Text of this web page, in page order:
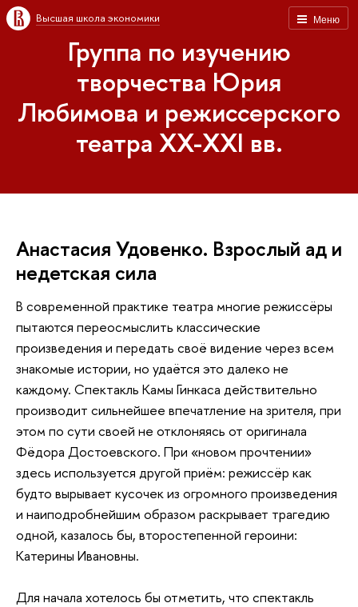
Меню
Высшая школа экономики
Группа по изучению
творчества Юрия
Любимова и режиссерского
театра XX-XXI вв.
Анастасия Удовенко. Взрослый ад и
недетская сила
В современной практике театра многие режиссёры
пытаются переосмыслить классические
произведения и передать своё видение через всем
знакомые истории, но удаётся это далеко не
каждому. Спектакль Камы Гинкаса действительно
производит сильнейшее впечатление на зрителя, при
этом по сути своей не отклоняясь от оригинала
Фёдора Достоевского. При «новом прочтении»
здесь используется другой приём: режиссёр как
будто вырывает кусочек из огромного произведения
и наиподробнейшим образом раскрывает трагедию
одной, казалось бы, второстепенной героини:
Катерины Ивановны.
Для начала хотелось бы отметить, что спектакль